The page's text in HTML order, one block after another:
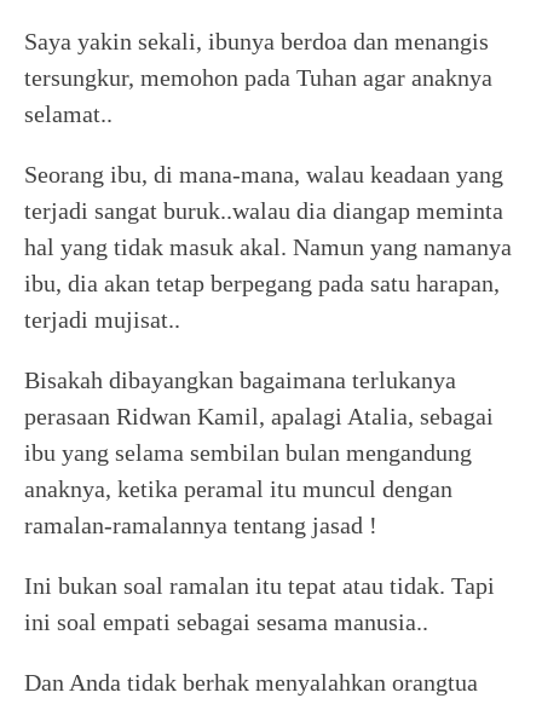
Saya yakin sekali, ibunya berdoa dan menangis
tersungkur, memohon pada Tuhan agar anaknya
selamat..
Seorang ibu, di mana-mana, walau keadaan yang
terjadi sangat buruk..walau dia diangap meminta
hal yang tidak masuk akal. Namun yang namanya
ibu, dia akan tetap berpegang pada satu harapan,
terjadi mujisat..
Bisakah dibayangkan bagaimana terlukanya
perasaan Ridwan Kamil, apalagi Atalia, sebagai
ibu yang selama sembilan bulan mengandung
anaknya, ketika peramal itu muncul dengan
ramalan-ramalannya tentang jasad !
Ini bukan soal ramalan itu tepat atau tidak. Tapi
ini soal empati sebagai sesama manusia..
Dan Anda tidak berhak menyalahkan orangtua